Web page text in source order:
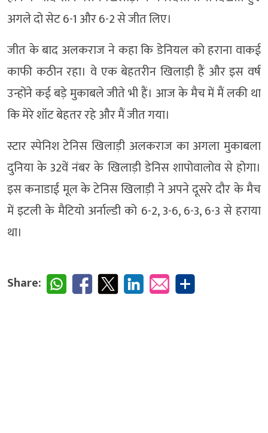
अगले दो सेट 6-1 और 6-2 से जीत लिए।
जीत के बाद अलकराज ने कहा कि डेनियल को हराना वाकई
काफी कठीन रहा। वे एक बेहतरीन खिलाड़ी हैं और इस वर्ष
उन्होंने कई बड़े मुकाबले जीते भी हैं। आज के मैच में मैं लकी था
कि मेरे शॉट बेहतर रहे और मैं जीत गया।
स्टार स्पेनिश टेनिस खिलाड़ी अलकराज का अगला मुकाबला
दुनिया के 32वें नंबर के खिलाड़ी डेनिस शापोवालोव से होगा।
इस कनाडाई मूल के टेनिस खिलाड़ी ने अपने दूसरे दौर के मैच
में इटली के मैटियो अर्नाल्डी को 6-2, 3-6, 6-3, 6-3 से हराया
था।
Share: